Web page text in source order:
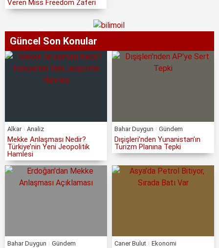
Veren Miss Freedom Zaferi
Güncel Son Konular
Alkar Analiz
Mekke Anlaşması Nedir?
Türkiye’nin Yeni Jeopolitik
Hamlesi
Bahar Duygun Gündem
Dışişleri’nden Yunanistan’ın
Turizm Planına Tepki
Bahar Duygun Gündem Caner Bulut Ekonomi